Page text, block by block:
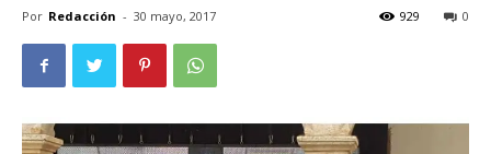
Por Redacción - 30 mayo, 2017 0
929